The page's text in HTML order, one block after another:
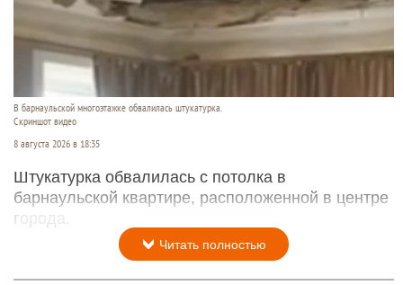
В барнаульской многоэтажке обвалилась штукатурка.
Скриншот видео
8 августа 2026 в 18:35
Штукатурка обвалилась с потолка в
барнаульской квартире, расположенной в центре
города.
Читать полностью